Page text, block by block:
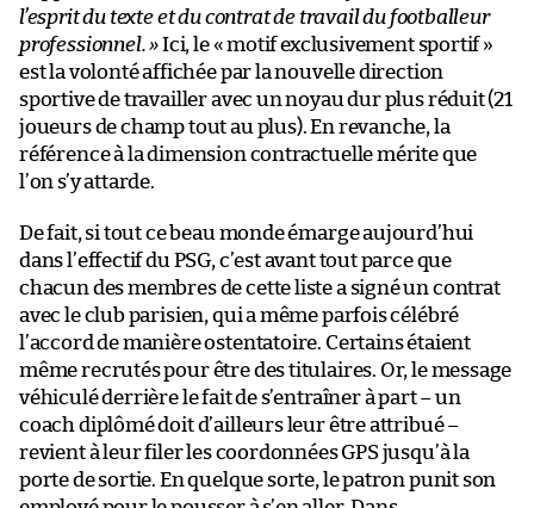
l’esprit du texte et du contrat de travail du footballeur
professionnel. »Ici, le « motif exclusivement sportif »
est la volonté affichée par la nouvelle direction
sportive de travailler avec un noyau dur plus réduit (21
joueurs de champ tout au plus). En revanche, la
référence à la dimension contractuelle mérite que
l’on s’y attarde.
De fait, si tout ce beau monde émarge aujourd’hui
dans l’effectif du PSG, c’est avant tout parce que
chacun des membres de cette liste a signé un contrat
avec le club parisien, qui a même parfois célébré
l’accord de manière ostentatoire. Certains étaient
même recrutés pour être des titulaires. Or, le message
véhiculé derrière le fait de s’entraîner à part – un
coach diplômé doit d’ailleurs leur être attribué –
revient à leur filer les coordonnées GPS jusqu’à la
porte de sortie. En quelque sorte, le patron punit son